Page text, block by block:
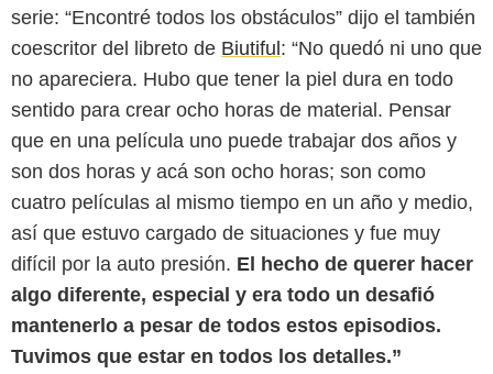
serie: “Encontré todos los obstáculos” dijo el también
coescritor del libreto de Biutiful: “No quedó ni uno que
no apareciera. Hubo que tener la piel dura en todo
sentido para crear ocho horas de material. Pensar
que en una película uno puede trabajar dos años y
son dos horas y acá son ocho horas; son como
cuatro películas al mismo tiempo en un año y medio,
así que estuvo cargado de situaciones y fue muy
difícil por la auto presión. El hecho de querer hacer
algo diferente, especial y era todo un desafió
mantenerlo a pesar de todos estos episodios.
Tuvimos que estar en todos los detalles.”